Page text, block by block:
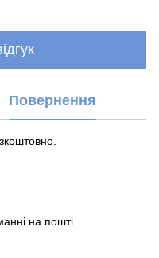
Повернення
на пошті